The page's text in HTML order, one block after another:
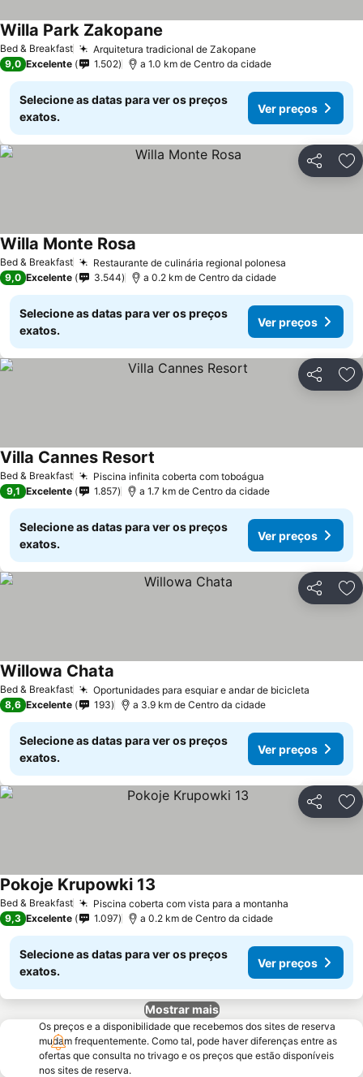
Bed & Breakfast Arquitetura tradicional de ZakopaneVer preços
Willa Park Zakopane
9,0 Excelente 1.502 a 1.0 km de Centro da cidade
Selecione as datas para ver os preços
exatos.
Ver preços
Partilhar
Bed & Breakfast Restaurante de culinária regional polonesa
Willa Monte Rosa
9,0 Excelente 3.544 a 0.2 km de Centro da cidade
Selecione as datas para ver os preços
exatos.
Ver preços
Partilhar
Bed & Breakfast Piscina infinita coberta com toboágua
Villa Cannes Resort
9,1 Excelente 1.857 a 1.7 km de Centro da cidade
Selecione as datas para ver os preços
exatos.
Ver preços
Partilhar
Bed & Breakfast Oportunidades para esquiar e andar de bicicleta
Willowa Chata
8,6 Excelente 193 a 3.9 km de Centro da cidade
Selecione as datas para ver os preços
exatos.
Ver preços
Partilhar
Bed & Breakfast Piscina coberta com vista para a montanha
Pokoje Krupowki 13
9,3 Excelente 1.097 a 0.2 km de Centro da cidade
Selecione as datas para ver os preços
exatos.
Ver preços
Mostrar mais
Os preços e a disponibilidade que recebemos dos sites de reserva
mudam frequentemente. Como tal, pode haver diferenças entre as
ofertas que consulta no trivago e os preços que estão disponíveis
nos sites de reserva.